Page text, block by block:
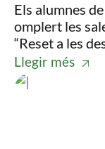
Els alumnes
omplert les
“Reset a les
Llegir més
Imatge